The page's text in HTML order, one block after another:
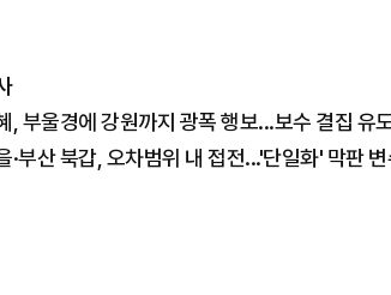
, 부울경에 강원까지 광폭 행보...보수 결집 유
·부산 북갑, 오차범위 내 접전...'단일화' 막판